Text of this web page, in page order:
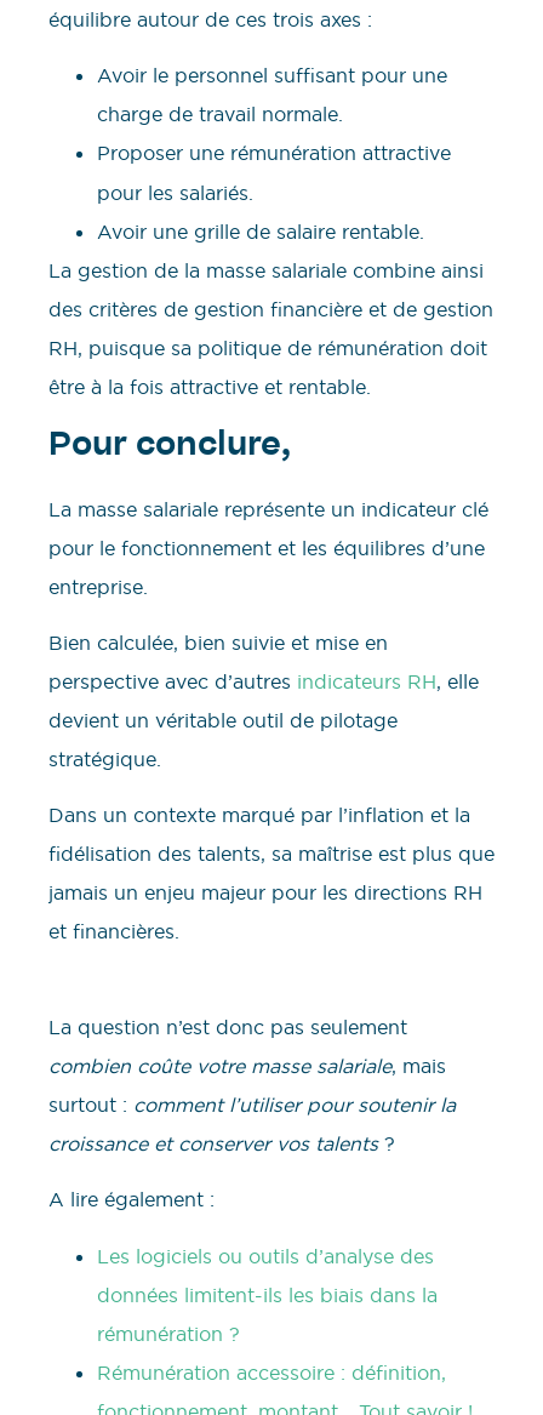
équilibre autour de ces trois axes :
Avoir le personnel suffisant pour une
charge de travail normale.
Proposer une rémunération attractive
pour les salariés.
Avoir une grille de salaire rentable.
La gestion de la masse salariale combine ainsi
des critères de gestion financière et de gestion
RH, puisque sa politique de rémunération doit
être à la fois attractive et rentable.
Pour conclure,
La masse salariale représente un indicateur clé
pour le fonctionnement et les équilibres d’une
entreprise.
Bien calculée, bien suivie et mise en
perspective avec d’autres indicateurs RH, elle
devient un véritable outil de pilotage
stratégique.
Dans un contexte marqué par l’inflation et la
fidélisation des talents, sa maîtrise est plus que
jamais un enjeu majeur pour les directions RH
et financières.
La question n’est donc pas seulement
combien coûte votre masse salariale, mais
surtout : comment l’utiliser pour soutenir la
croissance et conserver vos talents?
A lire également :
Les logiciels ou outils d’analyse des
données limitent-ils les biais dans la
rémunération ?
Rémunération accessoire : définition,